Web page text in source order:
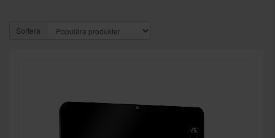
Sortera